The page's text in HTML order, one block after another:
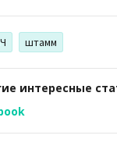
штамм
интересные